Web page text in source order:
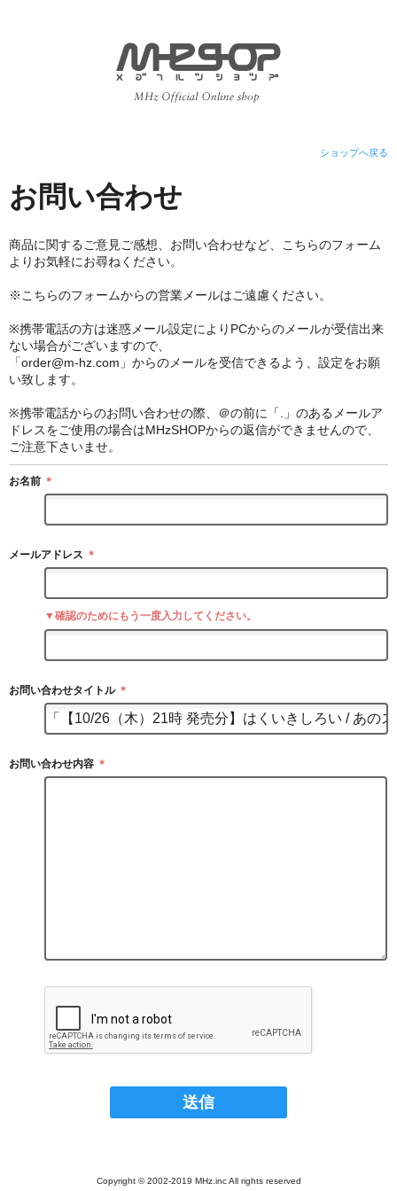
ショップへ戻る
お問い合わせ
商品に関するご意見ご感想、お問い合わせなど、こちらのフォーム
よりお気軽にお尋ねください。
※こちらのフォームからの営業メールはご遠慮ください。
※携帯電話の方は迷惑メール設定によりPCからのメールが受信出来
ない場合がございますので、
「order@m-hz.com」からのメールを受信できるよう、設定をお願
い致します。
※携帯電話からのお問い合わせの際、＠の前に「.」のあるメールア
ドレスをご使用の場合はMHzSHOPからの返信ができませんので、
ご注意下さいませ。
お名前 ＊
メールアドレス ＊
▼確認のためにもう一度入力してください。
お問い合わせタイトル ＊
お問い合わせ内容 ＊
Copyright © 2002-2019 MHz.inc All rights reserved